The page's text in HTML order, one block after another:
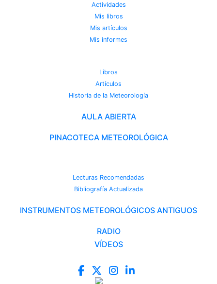
Actividades
Mis libros
Mis artículos
Mis informes
Libros
Artículos
Historia de la Meteorología
AULA ABIERTA
PINACOTECA METEOROLÓGICA
Lecturas Recomendadas
Bibliografía Actualizada
INSTRUMENTOS METEOROLÓGICOS ANTIGUOS
RADIO
VÍDEOS